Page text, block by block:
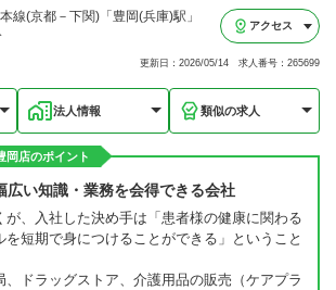
線(京都－下関)「豊岡(兵庫)駅」
アクセス
更新日：2026/05/14 求人番号：265699
法人情報 類似の求人
店のポイント
広い知識・業務を会得できる会社
が、入社した決め手は「患者様の健康に関わる
を短期で身につけることができる」ということ
、ドラッグストア、介護用品の販売（ケアプラ